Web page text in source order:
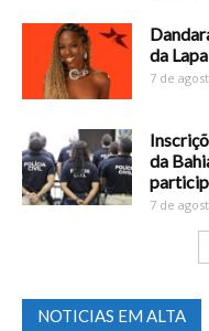
da
7 de
da
7 de
NOTICIAS EM ALTA